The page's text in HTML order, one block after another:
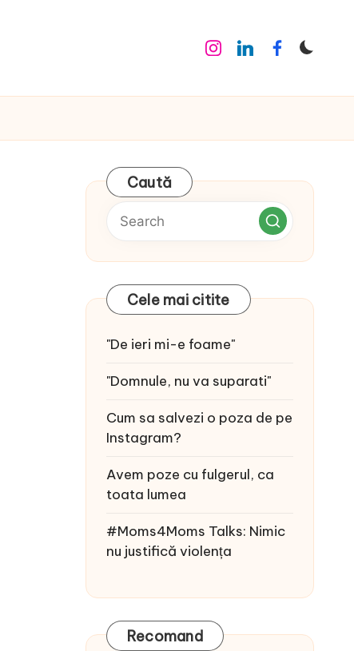
Instagram
LinkedinFacebook
Caută
Cele mai citite
"De ieri mi-e foame"
"Domnule, nu va suparati"
Cum sa salvezi o poza de pe
Instagram?
Avem poze cu fulgerul, ca
toata lumea
#Moms4Moms Talks: Nimic
nu justifică violența
Recomand